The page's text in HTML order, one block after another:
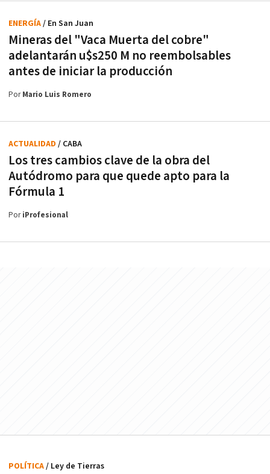
Mineras del "Vaca Muerta del cobre"
adelantarán u$s250 M no reembolsables
antes de iniciar la producción
ENERGÍA/ En San Juan
PorMario Luis Romero
Los tres cambios clave de la obra del
Autódromo para que quede apto para la
Fórmula 1
ACTUALIDAD / CABA
PoriProfesional
POLÍTICA/ Ley de Tierras